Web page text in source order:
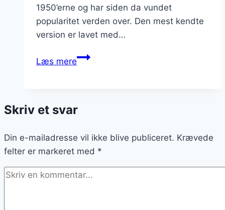
1950’erne og har siden da vundet
popularitet verden over. Den mest kendte
version er lavet med…
Læs mereCarpaccio
rucola
en
lækker
forret
Skriv et svar
Din e-mailadresse vil ikke blive publiceret. Krævede
felter er markeret med *